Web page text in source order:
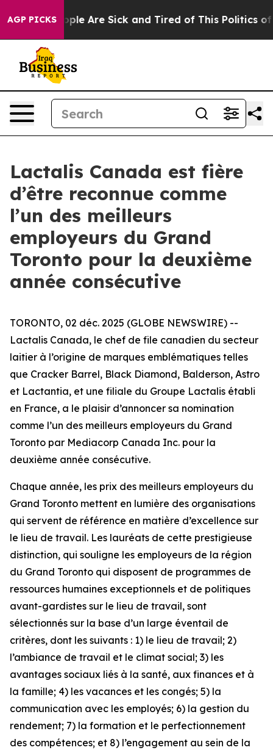
AGP PICKS
“People Are Sick and Tired of This Politics of
Lactalis Canada est fière
d’être reconnue comme
l’un des meilleurs
employeurs du Grand
Toronto pour la deuxième
année consécutive
TORONTO, 02 déc. 2025 (GLOBE NEWSWIRE) --
Lactalis Canada, le chef de file canadien du secteur
laitier à l’origine de marques emblématiques telles
que Cracker Barrel, Black Diamond, Balderson, Astro
et Lactantia, et une filiale du Groupe Lactalis établi
en France, a le plaisir d’annoncer sa nomination
comme l’un des meilleurs employeurs du Grand
Toronto par Mediacorp Canada Inc. pour la
deuxième année consécutive.
Chaque année, les prix des meilleurs employeurs du
Grand Toronto mettent en lumière des organisations
qui servent de référence en matière d’excellence sur
le lieu de travail. Les lauréats de cette prestigieuse
distinction, qui souligne les employeurs de la région
du Grand Toronto qui disposent de programmes de
ressources humaines exceptionnels et de politiques
avant-gardistes sur le lieu de travail, sont
sélectionnés sur la base d’un large éventail de
critères, dont les suivants : 1) le lieu de travail; 2)
l’ambiance de travail et le climat social; 3) les
avantages sociaux liés à la santé, aux finances et à
la famille; 4) les vacances et les congés; 5) la
communication avec les employés; 6) la gestion du
rendement; 7) la formation et le perfectionnement
des compétences; et 8) l’engagement au sein de la